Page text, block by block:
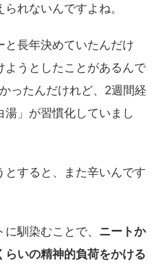
れないんですよね。
長年決めていたんだけ
ようとしたことがあるんで
ったんだけれど、2週間経
」が習慣化していまし
すると、また辛いんです
馴染むことで、 ニートか
らいの精神的負荷をかける